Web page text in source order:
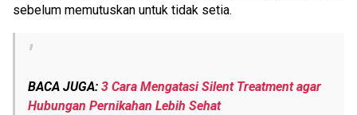
sebelum memutuskan untuk tidak setia.
BACA JUGA: 3 Cara Mengatasi Silent Treatment agar
Hubungan Pernikahan Lebih Sehat